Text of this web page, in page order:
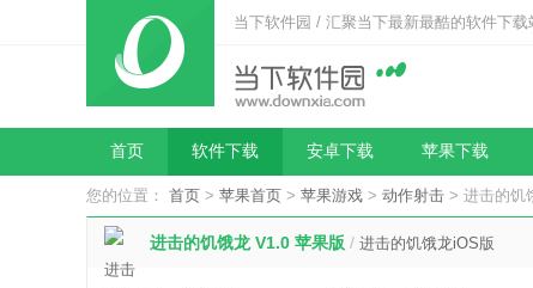
当下软件园 / 汇聚当下最新最酷的软件下载
首页 软件下载 安卓下载 苹果下载
您的位置： 首页 > 苹果首页 > 苹果游戏 > 动作射击 > 进击的饥
进击的饥饿龙 V1.0 苹果版 / 进击的饥饿龙iOS版